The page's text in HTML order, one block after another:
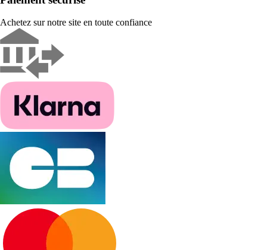
Achetez sur notre site en toute confiance